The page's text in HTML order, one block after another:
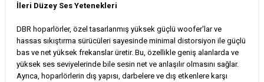
İleri Düzey Ses Yetenekleri
DBR hoparlörler, özel tasarlanmış yüksek güçlü woofer'lar ve
hassas sıkıştırma sürücüleri sayesinde minimal distorsiyon ile güçlü
bas ve net yüksek frekanslar üretir. Bu, özellikle geniş alanlarda ve
yüksek ses seviyelerinde bile sesin net ve anlaşılır olmasını sağlar.
Ayrıca, hoparlörlerin dış yapısı, darbelere ve dış etkenlere karşı